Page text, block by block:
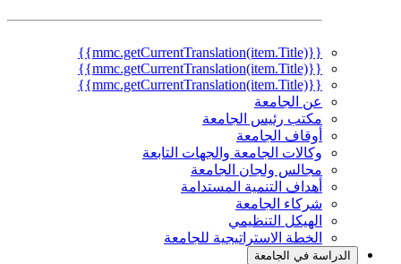
عن الجامعة
مكتب رئيس الجامعة
أوقاف الجامعة
وكالات الجامعة والجهات التابعة
مجالس ولجان الجامعة
أهداف التنمية المستدامة
شركاء الجامعة
الهيكل التنظيمي
الخطة الاستراتيجية للجامعة
في الجامعة